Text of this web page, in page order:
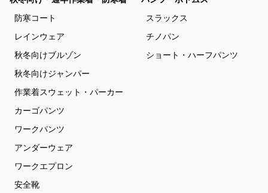
防寒コート
レインウェア
秋冬向けブルゾン
秋冬向けジャンパー
作業着スウェット・パーカー
カーゴパンツ
ワークパンツ
アンダーウェア
ワークエプロン
安全靴
スラックス
チノパン
ショート・ハーフパンツ